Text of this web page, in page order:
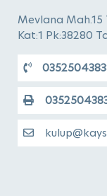
Mevlana Mah.15
Kat:1 Pk:38280